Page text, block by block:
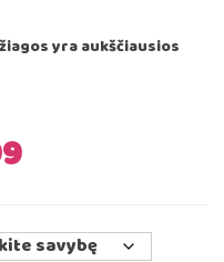
yra aukščiausios